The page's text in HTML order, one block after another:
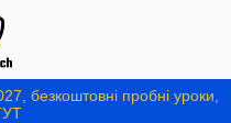
безкоштовні пробні уроки,